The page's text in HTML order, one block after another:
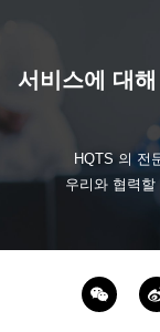
서비스에 대
HQTS 의 전
우리와 협력